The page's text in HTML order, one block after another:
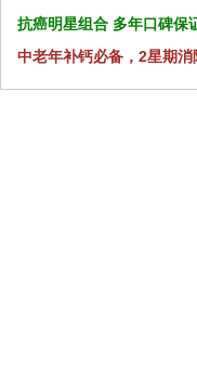
抗癌明星组合 多年口碑保
中老年补钙必备，2星期